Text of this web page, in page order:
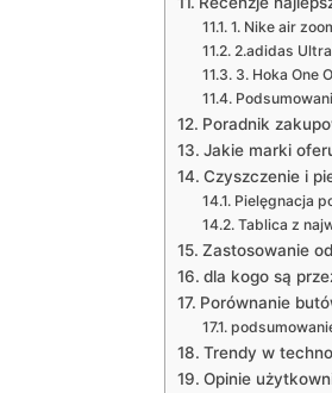
1. Nike air
2.adidas
3. Hoka One
Poradnik
Jakie marki
Czyszczenie i
Pielęgnacja
Tablica‌ z​
Zastosowanie
dla kogo są
Porównanie
Trendy w
Opinie⁣